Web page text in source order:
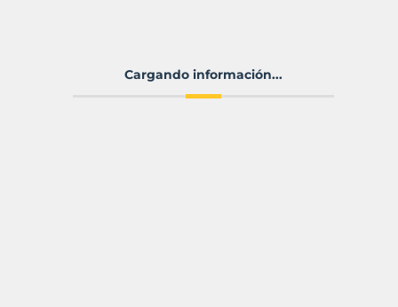
Cargando información...